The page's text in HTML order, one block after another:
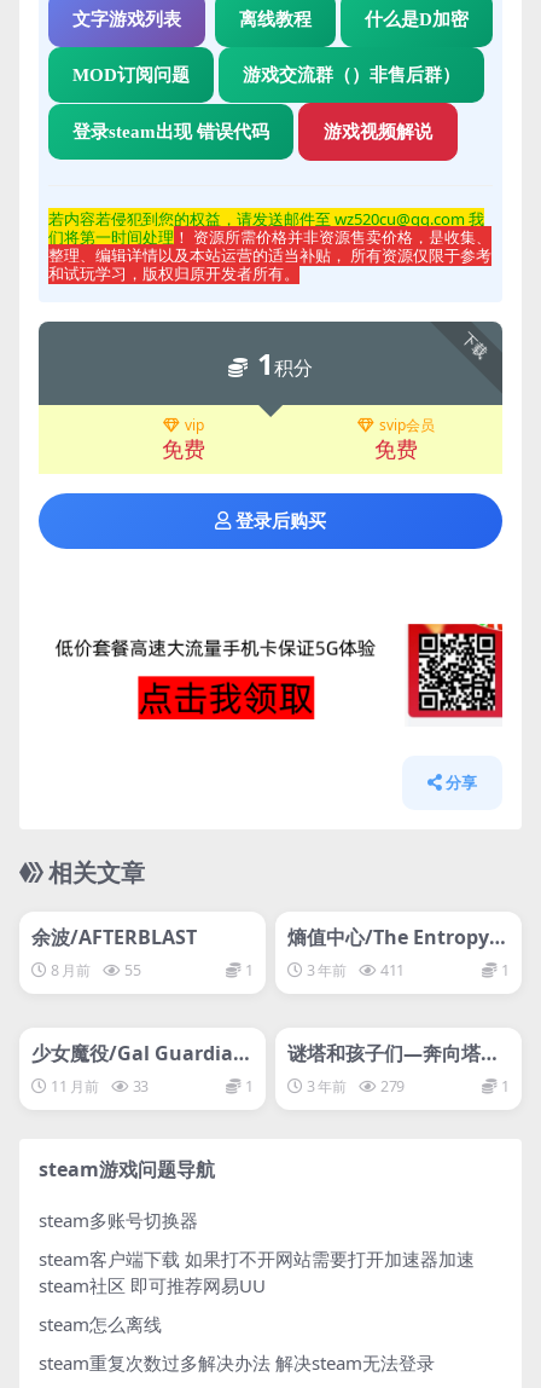
文字游戏列表 离线教程 什么是D加密
MOD订阅问题 游戏交流群（）非售后群）
登录steam出现 错误代码 游戏视频解说
若内容若侵犯到您的权益，请发送邮件至 wz520cu@qq.com 我
们将第一时间处理 ！ 资源所需价格并非资源售卖价格，是收集、
整理、编辑详情以及本站运营的适当补贴， 所有资源仅限于参考
和试玩学习，版权归原开发者所有。
下载
1积分
vip
免费
svip会员
免费
登录后购买
分享
相关文章
网盘下载游戏
余波/AFTERBLAST
8 月前 55 1
熵值中心/The Entropy C
entre
3 年前 411 1
网盘下载游戏
少女魔役/Gal Guardian
s: Servants of the Dark
11 月前 33 1
网盘下载游戏
谜塔和孩子们—奔向塔底
—/Arcana of Paradise
—The Tower—
3 年前 279 1
steam游戏问题导航
steam多账号切换器
steam客户端下载 如果打不开网站需要打开加速器加速
steam社区 即可推荐网易UU
steam怎么离线
steam重复次数过多解决办法 解决steam无法登录